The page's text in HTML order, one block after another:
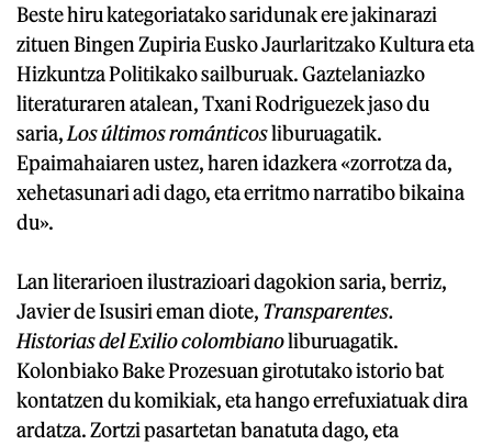
Beste hiru kategoriatako saridunak ere jakinarazi
zituen Bingen Zupiria Eusko Jaurlaritzako Kultura eta
Hizkuntza Politikako sailburuak. Gaztelaniazko
literaturaren atalean, Txani Rodriguezek jaso du
saria, Los últimos románticosliburuagatik.
Epaimahaiaren ustez, haren idazkera «zorrotza da,
xehetasunari adi dago, eta erritmo narratibo bikaina
du».
Lan literarioen ilustrazioari dagokion saria, berriz,
Javier de Isusiri eman diote, Transparentes.
Historias del Exilio colombianoliburuagatik.
Kolonbiako Bake Prozesuan girotutako istorio bat
kontatzen du komikiak, eta hango errefuxiatuak dira
ardatza. Zortzi pasartetan banatuta dago, eta